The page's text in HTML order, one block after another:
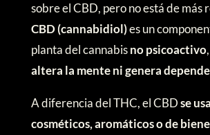
sobre el CBD, pero no está de más
CBD (cannabidiol)es un
planta del cannabisno psicoactivo
altera la mente ni genera
A diferencia del THC, el CBDse
cosméticos, aromáticos o de